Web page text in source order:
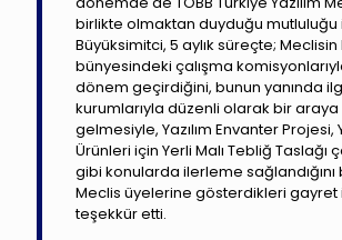
birlikte olmaktan duyduğu mutluluğu
Büyüksimitci, 5 aylık süreçte;
bünyesindeki çalışma
dönem geçirdiğini, bunun yanında
kurumlarıyla düzenli olarak bir araya
gelmesiyle, Yazılım Envanter Projesi,
Ürünleri için Yerli Malı Tebliğ Taslağı
gibi konularda ilerleme
Meclis üyelerine gösterdikleri gayret
teşekkür etti.